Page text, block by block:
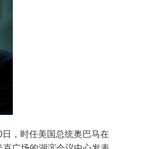
，时任美国总统奥巴马在